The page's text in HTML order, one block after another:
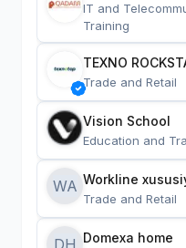
IT and
Training
TEXNO
Trade and Retail
Vision School
Education and
WA Workline
Trade and Retail
DH Domexa home